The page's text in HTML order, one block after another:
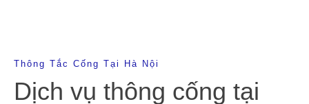
Thông Tắc Cống Tại Hà Nội
Dịch vụ thông cống tại